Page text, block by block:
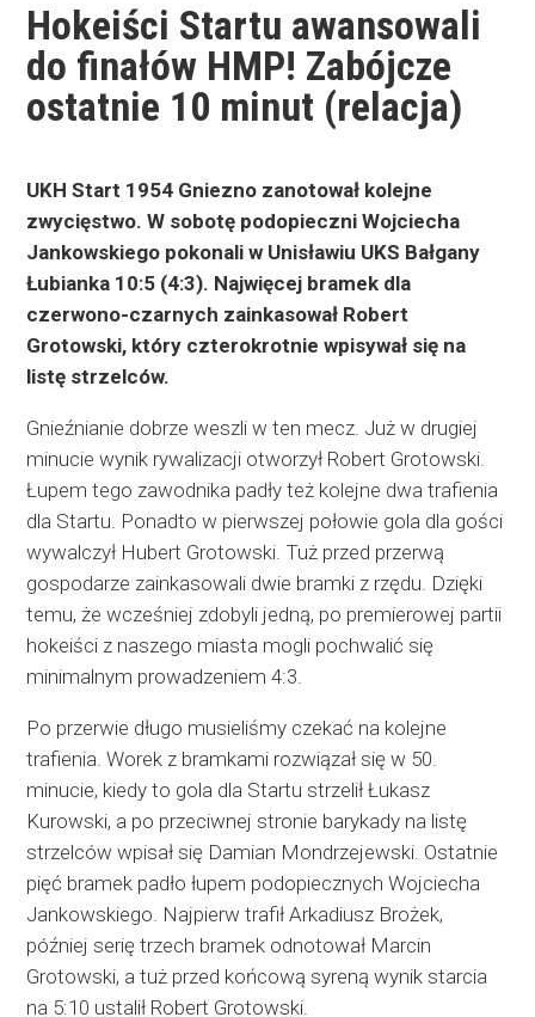
Hokeiści Startu awansowali
do finałów HMP! Zabójcze
ostatnie 10 minut (relacja)
UKH Start 1954 Gniezno zanotował kolejne
zwycięstwo. W sobotę podopieczni Wojciecha
Jankowskiego pokonali w Unisławiu UKS Bałgany
Łubianka 10:5 (4:3). Najwięcej bramek dla
czerwono-czarnych zainkasował Robert
Grotowski, który czterokrotnie wpisywał się na
listę strzelców.
Gnieźnianie dobrze weszli w ten mecz. Już w drugiej
minucie wynik rywalizacji otworzył Robert Grotowski.
Łupem tego zawodnika padły też kolejne dwa trafienia
dla Startu. Ponadto w pierwszej połowie gola dla gości
wywalczył Hubert Grotowski. Tuż przed przerwą
gospodarze zainkasowali dwie bramki z rzędu. Dzięki
temu, że wcześniej zdobyli jedną, po premierowej partii
hokeiści z naszego miasta mogli pochwalić się
minimalnym prowadzeniem 4:3.
Po przerwie długo musieliśmy czekać na kolejne
trafienia. Worek z bramkami rozwiązał się w 50.
minucie, kiedy to gola dla Startu strzelił Łukasz
Kurowski, a po przeciwnej stronie barykady na listę
strzelców wpisał się Damian Mondrzejewski. Ostatnie
pięć bramek padło łupem podopiecznych Wojciecha
Jankowskiego. Najpierw trafił Arkadiusz Brożek,
później serię trzech bramek odnotował Marcin
Grotowski, a tuż przed końcową syreną wynik starcia
na 5:10 ustalił Robert Grotowski.